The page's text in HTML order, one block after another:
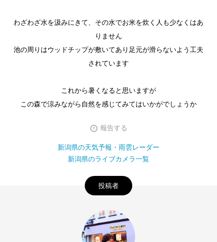
わざわざ水を汲みにきて、その水でお米を炊く人も少なくはあ
りません
池の周りはウッドチップが敷いてあり足元が滑らないよう工夫
されています
これから暑くなると思いますが
この森で涼みながら自然を感じてみてはいかがでしょうか
報告する
新潟県の天気予報・雨雲レーダー
新潟県のライブカメラ一覧
投稿者